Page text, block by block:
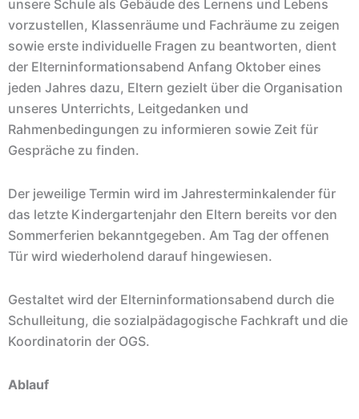
unsere Schule als Gebäude des Lernens und Lebens
vorzustellen, Klassenräume und Fachräume zu zeigen
sowie erste individuelle Fragen zu beantworten, dient
der Elterninformationsabend Anfang Oktober eines
jeden Jahres dazu, Eltern gezielt über die Organisation
unseres Unterrichts, Leitgedanken und
Rahmenbedingungen zu informieren sowie Zeit für
Gespräche zu finden.
Der jeweilige Termin wird im Jahresterminkalender für
das letzte Kindergartenjahr den Eltern bereits vor den
Sommerferien bekanntgegeben. Am Tag der offenen
Tür wird wiederholend darauf hingewiesen.
Gestaltet wird der Elterninformationsabend durch die
Schulleitung, die sozialpädagogische Fachkraft und die
Koordinatorin der OGS.
Ablauf